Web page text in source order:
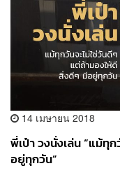
14 เมษายน 2018
พี่เป๋า วงนั่งเล่น “แม้ทุ
อยู่ทุกวัน”